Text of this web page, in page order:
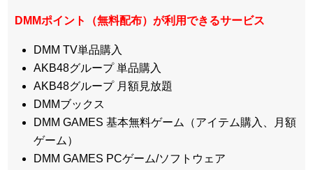
DMMポイント（無料配布）が利用できるサービス
DMM TV単品購入
AKB48グループ 単品購入
AKB48グループ 月額見放題
DMMブックス
DMM GAMES 基本無料ゲーム（アイテム購入、月額
ゲーム）
DMM GAMES PCゲーム/ソフトウェア